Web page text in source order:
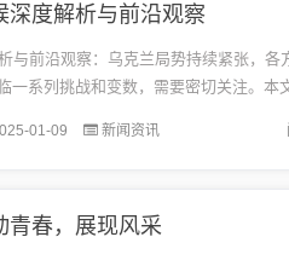
深度解析与前沿观察
与前沿观察：乌克兰局势持续紧张，各
一系列挑战和变数，需要密切关注。本
析局势的演变和可能的发展趋势，为读
01-09 新闻资讯
青春，展现风采